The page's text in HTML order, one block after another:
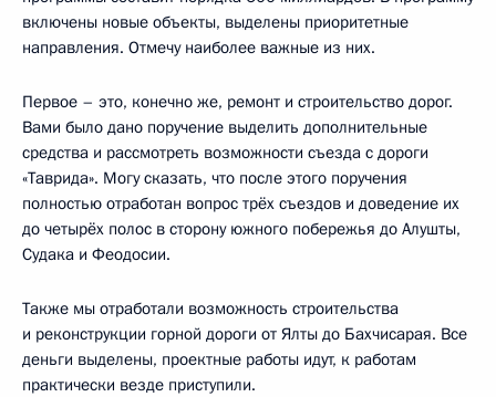
включены новые объекты, выделены приоритетные
направления. Отмечу наиболее важные из них.
Первое – это, конечно же, ремонт и строительство дорог.
Вами было дано поручение выделить дополнительные
средства и рассмотреть возможности съезда с дороги
«Таврида». Могу сказать, что после этого поручения
полностью отработан вопрос трёх съездов и доведение их
до четырёх полос в сторону южного побережья до Алушты,
Судака и Феодосии.
Также мы отработали возможность строительства
и реконструкции горной дороги от Ялты до Бахчисарая. Все
деньги выделены, проектные работы идут, к работам
практически везде приступили.